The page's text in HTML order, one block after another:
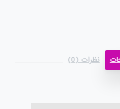
نظرات (0)